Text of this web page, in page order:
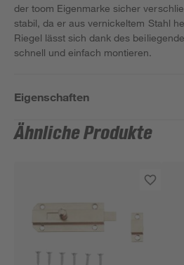
der toom Eigenmarke sicher
stabil, da er aus vernickeltem Stahl
Riegel lässt sich dank des
schnell und einfach montieren.
Eigenschaften
Ähnliche Produkte